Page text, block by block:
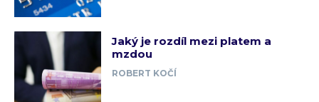
Jaký je rozdíl mezi platem a
mzdou
ROBERT KOČÍ